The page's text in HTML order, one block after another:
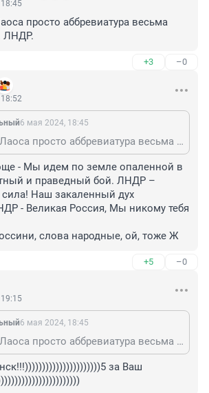
просто аббревиатура весьма
ЛНДР.
+3 –0
6 мая 2024, 18:45
276386315, у Лаоса просто аббревиатура весьма символичная. ЛНДР.
- Мы идем по земле опаленной в
и праведный бой. ЛНДР –
Наш закаленный дух
- Великая Россия, Мы никому тебя
слова народные, ой, тоже Ж
+5 –0
6 мая 2024, 18:45
276386315, у Лаоса просто аббревиатура весьма символичная. ЛНДР.
за Ваш